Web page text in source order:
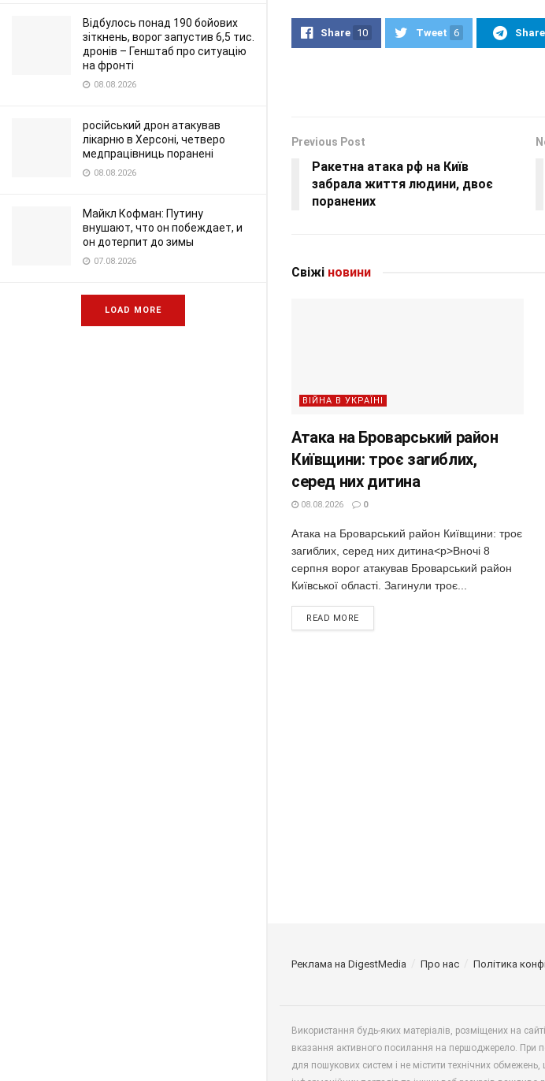
Відбулось понад 190 бойових
зіткнень, ворог запустив 6,5 тис.
дронів – Генштаб про ситуацію
на фронті
08.08.2026
російський дрон атакував
лікарню в Херсоні, четверо
медпрацівниць поранені
08.08.2026
Майкл Кофман: Путину
внушают, что он побеждает, и
он дотерпит до зимы
07.08.2026
LOAD MORE
Share 10 Tweet 6 Share
Previous Post
Ракетна атака рф на Київ
забрала життя людини, двоє
поранених
Свіжі новини
ВІЙНА В УКРАЇНІ
Атака на Броварський район
Київщини: троє загиблих,
серед них дитина
08.08.2026 0
Атака на Броварський район Київщини: троє
загиблих, серед них дитина<p>Вночі 8
серпня ворог атакував Броварський район
Київської області. Загинули троє...
READ MORE
Реклама на DigestMedia Про нас Політика
Використання будь-яких матеріалів, розміщених на
вказання активного посилання на першоджерело. При
для пошукових систем і не містити технічних